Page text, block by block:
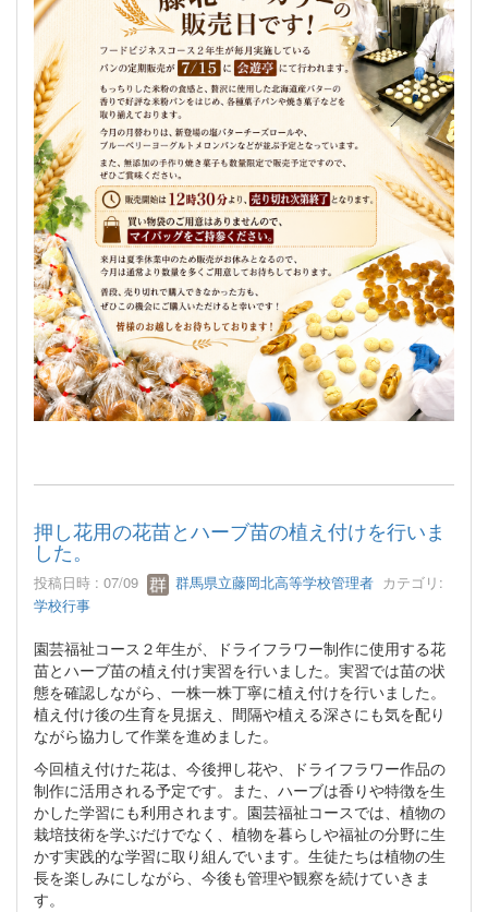
押し花用の花苗とハーブ苗の植え付けを行いま
した。
投稿日時 : 07/09 群馬県立藤岡北高等学校管理者 カテゴリ:
学校行事
園芸福祉コース２年生が、ドライフラワー制作に使用する花
苗とハーブ苗の植え付け実習を行いました。実習では苗の状
態を確認しながら、一株一株丁寧に植え付けを行いました。
植え付け後の生育を見据え、間隔や植える深さにも気を配り
ながら協力して作業を進めました。
今回植え付けた花は、今後押し花や、ドライフラワー作品の
制作に活用される予定です。また、ハーブは香りや特徴を生
かした学習にも利用されます。園芸福祉コースでは、植物の
栽培技術を学ぶだけでなく、植物を暮らしや福祉の分野に生
かす実践的な学習に取り組んでいます。生徒たちは植物の生
長を楽しみにしながら、今後も管理や観察を続けていきま
す。